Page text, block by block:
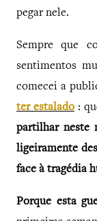
pegar nele.
Sempre que
sentimentos
comecei a
ter estalado :
partilhar neste
ligeiramente
face à tragédia
Porque esta